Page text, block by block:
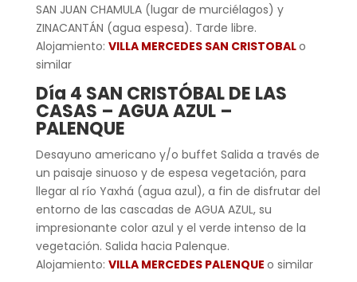
SAN JUAN CHAMULA (lugar de murciélagos) y
ZINACANTÁN (agua espesa). Tarde libre.
Alojamiento: VILLA MERCEDES SAN CRISTOBALo
similar
Día 4 SAN CRISTÓBAL DE LAS
CASAS – AGUA AZUL –
PALENQUE
Desayuno americano y/o buffet Salida a través de
un paisaje sinuoso y de espesa vegetación, para
llegar al río Yaxhá (agua azul), a fin de disfrutar del
entorno de las cascadas de AGUA AZUL, su
impresionante color azul y el verde intenso de la
vegetación. Salida hacia Palenque.
Alojamiento: VILLA MERCEDES PALENQUE o similar